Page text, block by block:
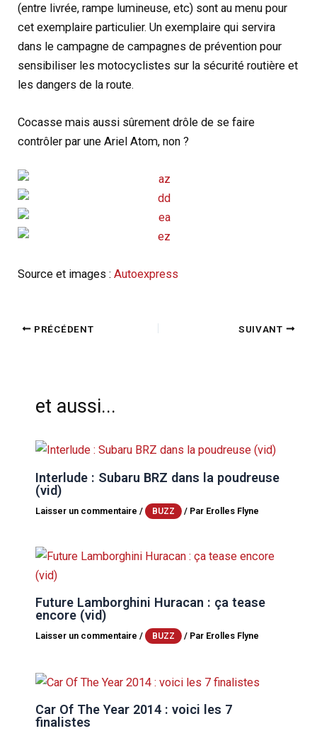
(entre livrée, rampe lumineuse, etc) sont au menu pour
cet exemplaire particulier. Un exemplaire qui servira
dans le campagne de campagnes de prévention pour
sensibiliser les motocyclistes sur la sécurité routière et
les dangers de la route.
Cocasse mais aussi sûrement drôle de se faire
contrôler par une Ariel Atom, non ?
Source et images :Autoexpress
PRÉCÉDENT SUIVANT
et aussi...
Interlude : Subaru BRZ dans la poudreuse
(vid)
Laisser un commentaire / BUZZ / Par Erolles Flyne
Future Lamborghini Huracan : ça tease
encore (vid)
Laisser un commentaire / BUZZ / Par Erolles Flyne
Car Of The Year 2014 : voici les 7
finalistes